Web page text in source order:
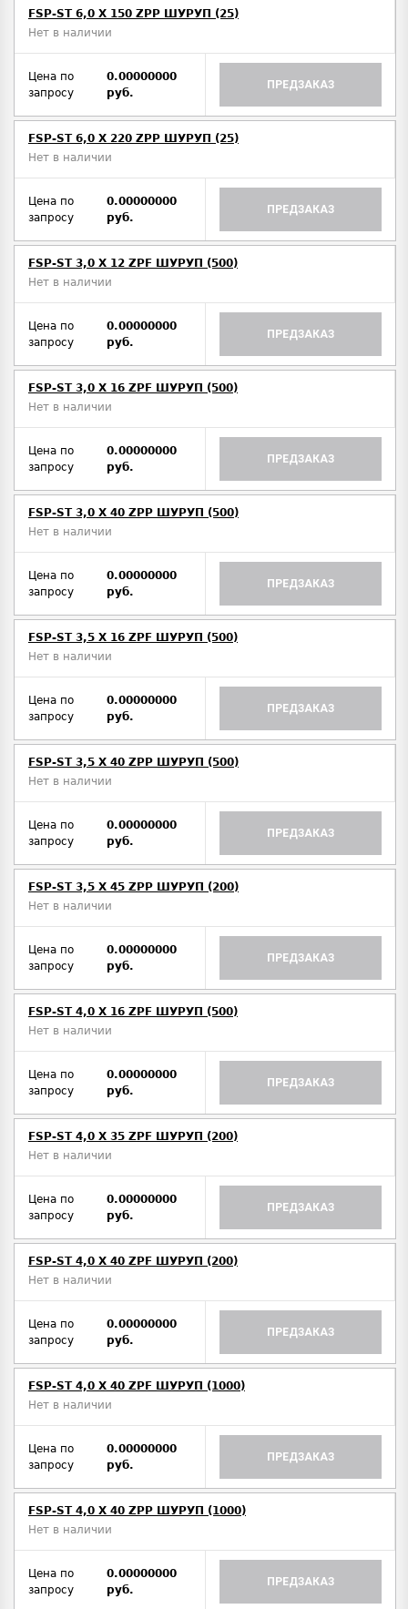
FSP-ST 6,0 X 150 ZPP ШУРУП (25)
Нет в наличии
Цена по
запросу
0.00000000
руб.
ПРЕДЗАКАЗ
FSP-ST 6,0 X 220 ZPP ШУРУП (25)
Нет в наличии
Цена по
запросу
0.00000000
руб.
ПРЕДЗАКАЗ
FSP-ST 3,0 X 12 ZPF ШУРУП (500)
Нет в наличии
Цена по
запросу
0.00000000
руб.
ПРЕДЗАКАЗ
FSP-ST 3,0 X 16 ZPF ШУРУП (500)
Нет в наличии
Цена по
запросу
0.00000000
руб.
ПРЕДЗАКАЗ
FSP-ST 3,0 X 40 ZPP ШУРУП (500)
Нет в наличии
Цена по
запросу
0.00000000
руб.
ПРЕДЗАКАЗ
FSP-ST 3,5 X 16 ZPF ШУРУП (500)
Нет в наличии
Цена по
запросу
0.00000000
руб.
ПРЕДЗАКАЗ
FSP-ST 3,5 X 40 ZPP ШУРУП (500)
Нет в наличии
Цена по
запросу
0.00000000
руб.
ПРЕДЗАКАЗ
FSP-ST 3,5 X 45 ZPP ШУРУП (200)
Нет в наличии
Цена по
запросу
0.00000000
руб.
ПРЕДЗАКАЗ
FSP-ST 4,0 X 16 ZPF ШУРУП (500)
Нет в наличии
Цена по
запросу
0.00000000
руб.
ПРЕДЗАКАЗ
FSP-ST 4,0 X 35 ZPF ШУРУП (200)
Нет в наличии
Цена по
запросу
0.00000000
руб.
ПРЕДЗАКАЗ
FSP-ST 4,0 X 40 ZPF ШУРУП (200)
Нет в наличии
Цена по
запросу
0.00000000
руб.
ПРЕДЗАКАЗ
FSP-ST 4,0 X 40 ZPF ШУРУП (1000)
Нет в наличии
Цена по
запросу
0.00000000
руб.
ПРЕДЗАКАЗ
FSP-ST 4,0 X 40 ZPP ШУРУП (1000)
Нет в наличии
Цена по
запросу
0.00000000
руб.
ПРЕДЗАКАЗ